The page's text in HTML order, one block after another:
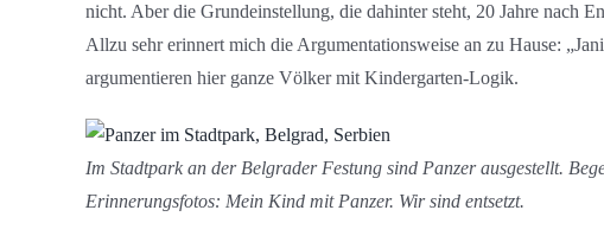
nicht. Aber die Grundeinstellung, die dahinter steht, 20 Jahre nach
Allzu sehr erinnert mich die Argumentationsweise an zu Hause:
argumentieren hier ganze Völker mit Kindergarten-Logik.
Im Stadtpark an der Belgrader Festung sind Panzer ausgestellt.
Erinnerungsfotos: Mein Kind mit Panzer. Wir sind entsetzt.